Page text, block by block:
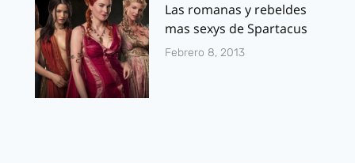
Las romanas y rebeldes
mas sexys de Spartacus
Febrero 8, 2013